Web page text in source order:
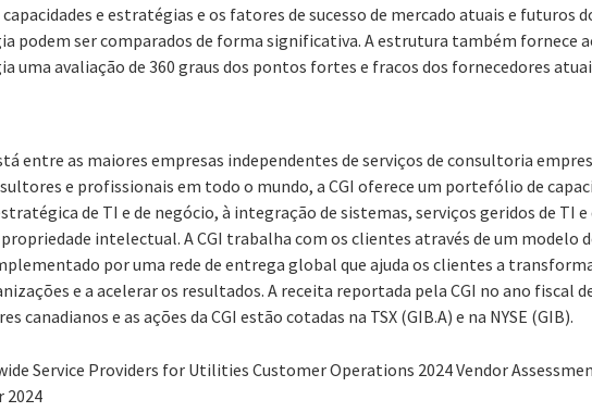
e estratégias e os fatores de sucesso de mercado atuais e futuros
podem ser comparados de forma significativa. A estrutura também fornece
uma avaliação de 360 graus dos pontos fortes e fracos dos fornecedores
entre as maiores empresas independentes de serviços de consultoria
e profissionais em todo o mundo, a CGI oferece um portefólio de
de TI e de negócio, à integração de sistemas, serviços geridos de TI e
intelectual. A CGI trabalha com os clientes através de um modelo
por uma rede de entrega global que ajuda os clientes a
e a acelerar os resultados. A receita reportada pela CGI no ano fiscal
canadianos e as ações da CGI estão cotadas na TSX (GIB.A) e na NYSE (GIB).
Service Providers for Utilities Customer Operations 2024 Vendor
2024